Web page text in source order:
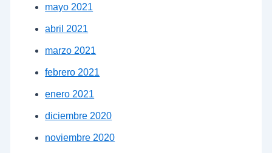
mayo 2021
abril 2021
marzo 2021
febrero 2021
enero 2021
diciembre 2020
noviembre 2020